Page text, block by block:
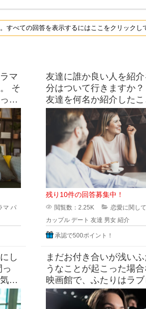
すべての回答を表示するにはここをクリックし
マ
て
き
マ パ
友達に誰か良い人を紹
分はついて行きますか？ 今まで独り身の
友達を何名か紹介した
すが 「いきなり初対面
緊張
残り10件の回答募集中！
閲覧数：2.25K 恋愛に関し
カップル デート 友達 男女 紹介
承認で500ポイント！
し
が
い派
まだお付き合いが浅い
うなことが起こった場合
映画館で、ふたりはラ
を観ていたとします。
いじょうに激